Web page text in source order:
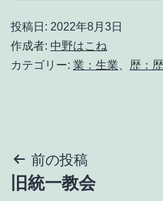
投稿日: 2022年8月3日
作成者: 中野はこね
カテゴリー: 業：生業 歴：
投前の投稿
旧統一教会